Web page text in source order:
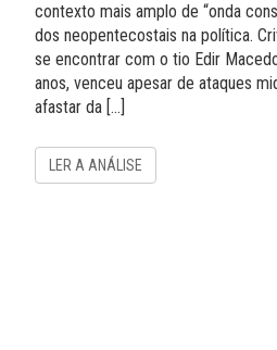
contexto mais amplo de “onda
dos neopentecostais na política.
se encontrar com o tio Edir
anos, venceu apesar de ataques
afastar da […]
LER A ANÁLISE